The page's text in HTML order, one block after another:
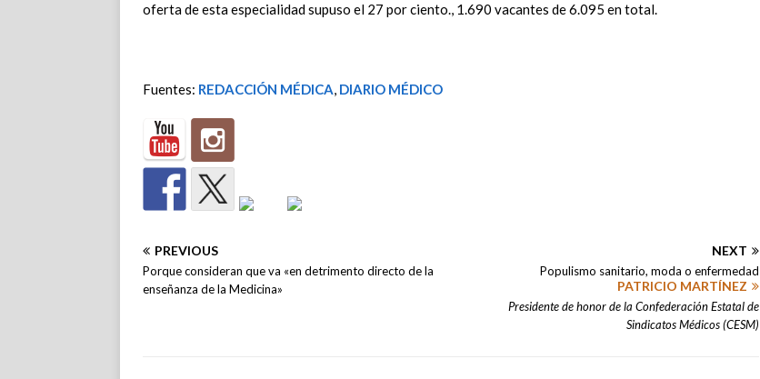
oferta de esta especialidad supuso el 27 por ciento., 1.690 vacantes de 6.095 en total.
Fuentes: REDACCIÓN MÉDICA, DIARIO MÉDICO
PREVIOUS
Porque consideran que va «en detrimento directo de la
enseñanza de la Medicina»
NEXT
Populismo sanitario, moda o enfermedad
PATRICIO MARTÍNEZ
Presidente de honor de la Confederación Estatal de
Sindicatos Médicos (CESM)